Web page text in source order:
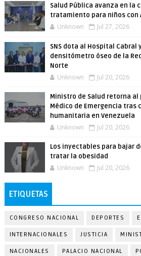
Salud Pública avanza en la
tratamiento para niños con
Unknown Jul 27, 2026
SNS dota al Hospital Cabral
densitómetro óseo de la
Norte
Unknown Jul 20, 2026
Ministro de Salud retorna al
Médico de Emergencia tras
humanitaria en Venezuela
Unknown Jul 20, 2026
Los inyectables para bajar
tratar la obesidad
Unknown Jul 20, 2026
ETIQUETAS
CONGRESO NACIONAL DEPORTES
INTERNACIONALES JUSTICIA
NACIONALES PALACIO NACIONAL